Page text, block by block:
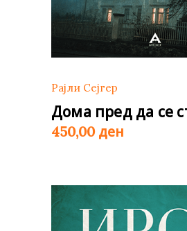
Рајли Сејгер
Дома пред да се
450,00 ден